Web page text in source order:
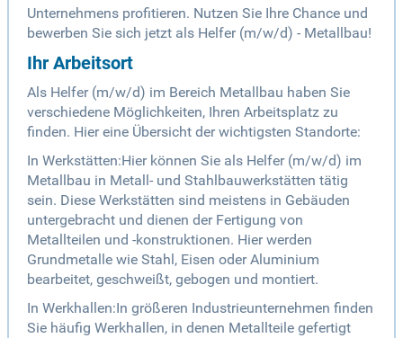
Unternehmens profitieren. Nutzen Sie Ihre Chance und
bewerben Sie sich jetzt als Helfer (m/w/d) - Metallbau!
Ihr Arbeitsort
Als Helfer (m/w/d) im Bereich Metallbau haben Sie
verschiedene Möglichkeiten, Ihren Arbeitsplatz zu
finden. Hier eine Übersicht der wichtigsten Standorte:
In Werkstätten:Hier können Sie als Helfer (m/w/d) im
Metallbau in Metall- und Stahlbauwerkstätten tätig
sein. Diese Werkstätten sind meistens in Gebäuden
untergebracht und dienen der Fertigung von
Metallteilen und -konstruktionen. Hier werden
Grundmetalle wie Stahl, Eisen oder Aluminium
bearbeitet, geschweißt, gebogen und montiert.
In Werkhallen:In größeren Industrieunternehmen finden
Sie häufig Werkhallen, in denen Metallteile gefertigt